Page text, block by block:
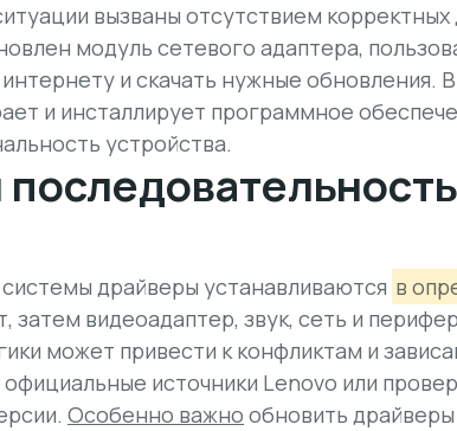
вызваны отсутствием корректных
модуль сетевого адаптера,
и скачать нужные обновления. В
и инсталлирует программное
устройства.
драйверы устанавливаются в
затем видеоадаптер, звук, сеть и
может привести к конфликтам и
источники Lenovo или
Особенно важно обновить драйверы